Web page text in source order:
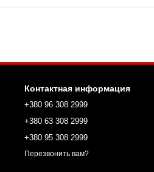
Контактная информация
+380 96 308 2999
+380 63 308 2999
+380 95 308 2999
Перезвонить вам?